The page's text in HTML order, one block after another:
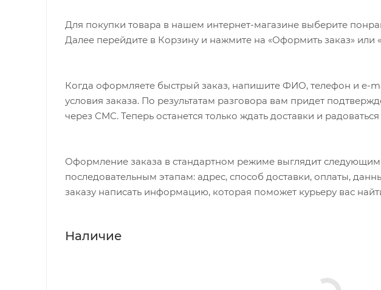
движения, которые используют в силовых видах спорта.
Для покупки товара в нашем интернет-магазине выберите
Далее перейдите в Корзину и нажмите на «Оформить заказ» или
Когда оформляете быстрый заказ, напишите ФИО, телефон и e-
условия заказа. По результатам разговора вам придет
через СМС. Теперь останется только ждать доставки и
Оформление заказа в стандартном режиме выглядит
последовательным этапам: адрес, способ доставки, оплаты,
заказу написать информацию, которая поможет курьеру вас
Наличие